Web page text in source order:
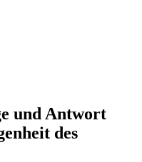
und Antwort
des